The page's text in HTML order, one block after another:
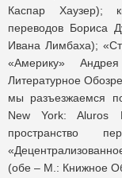
Каспар Хаузер);
переводов Бориса
Ивана Лимбаха);
«Америку»
Литературное
мы разъезжаемся
New York: Aluros
пространство
(обе – М.: Книжное